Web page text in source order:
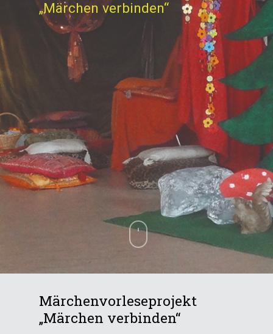
„Märchen verbinden“
Märchenvorleseprojekt
„Märchen verbinden“